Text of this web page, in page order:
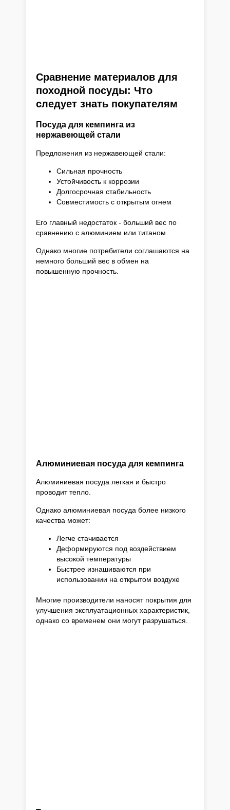
Сравнение материалов для
походной посуды: Что
следует знать покупателям
Посуда для кемпинга из
нержавеющей стали
Предложения из нержавеющей стали:
Сильная прочность
Устойчивость к коррозии
Долгосрочная стабильность
Совместимость с открытым огнем
Его главный недостаток - больший вес по
сравнению с алюминием или титаном.
Однако многие потребители соглашаются на
немного больший вес в обмен на
повышенную прочность.
Алюминиевая посуда для кемпинга
Алюминиевая посуда легкая и быстро
проводит тепло.
Однако алюминиевая посуда более низкого
качества может:
Легче стачивается
Деформируются под воздействием
высокой температуры
Быстрее изнашиваются при
использовании на открытом воздухе
Многие производители наносят покрытия для
улучшения эксплуатационных характеристик,
однако со временем они могут разрушаться.